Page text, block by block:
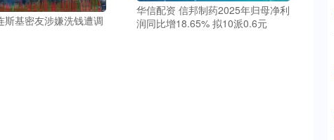
斯基密友涉嫌洗钱遭调
华信配资 信邦制药2025年归母净利
润同比增18.65% 拟10派0.6元